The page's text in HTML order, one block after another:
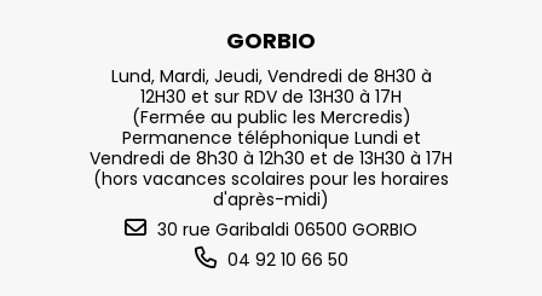
GORBIO
Lund, Mardi, Jeudi, Vendredi de 8H30 à
12H30 et sur RDV de 13H30 à 17H
(Fermée au public les Mercredis)
Permanence téléphonique Lundi et
Vendredi de 8h30 à 12h30 et de 13H30 à 17H
(hors vacances scolaires pour les horaires
d'après-midi)
30 rue Garibaldi 06500 GORBIO
04 92 10 66 50